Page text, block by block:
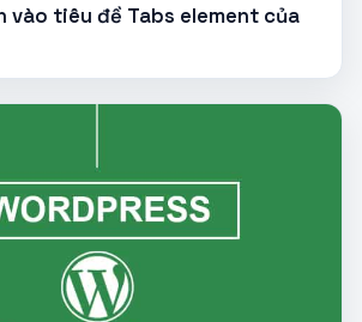
vào tiêu đề Tabs element của